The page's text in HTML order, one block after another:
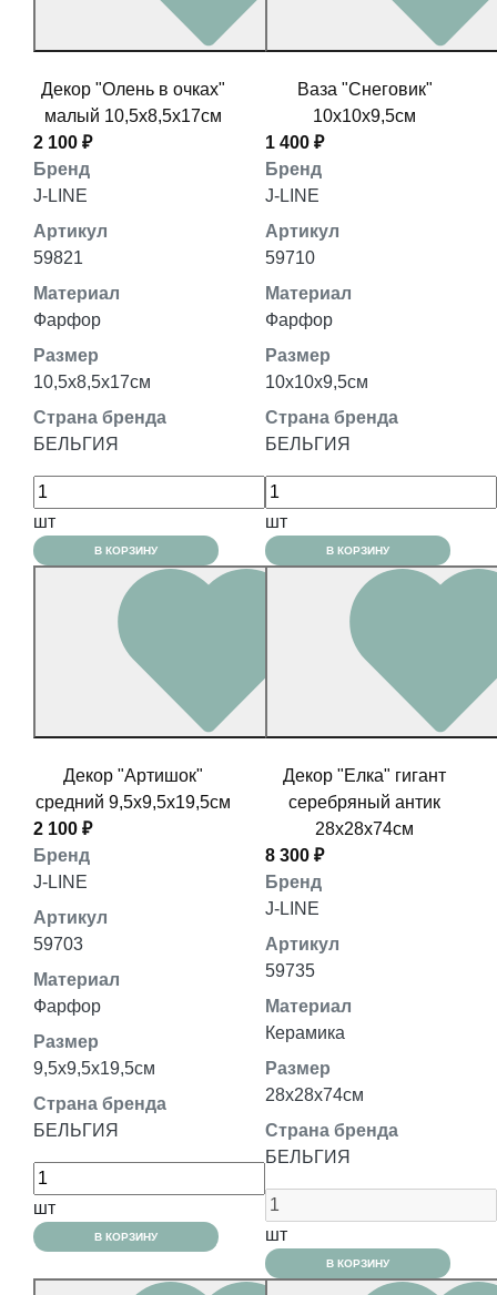
Декор "Олень в очках"
малый 10,5x8,5x17см
2 100 ₽
Бренд
J-LINE
Артикул
59821
Материал
Фарфор
Размер
10,5x8,5x17см
Страна бренда
БЕЛЬГИЯ
шт
В КОРЗИНУ
Ваза "Снеговик"
10x10x9,5см
1 400 ₽
Бренд
J-LINE
Артикул
59710
Материал
Фарфор
Размер
10x10x9,5см
Страна бренда
БЕЛЬГИЯ
шт
В КОРЗИНУ
Декор "Артишок"
средний 9,5x9,5x19,5см
2 100 ₽
Бренд
J-LINE
Артикул
59703
Материал
Фарфор
Размер
9,5x9,5x19,5см
Страна бренда
БЕЛЬГИЯ
шт
В КОРЗИНУ
Декор "Елка" гигант
серебряный антик
28x28x74см
8 300 ₽
Бренд
J-LINE
Артикул
59735
Материал
Керамика
Размер
28x28x74см
Страна бренда
БЕЛЬГИЯ
шт
В КОРЗИНУ